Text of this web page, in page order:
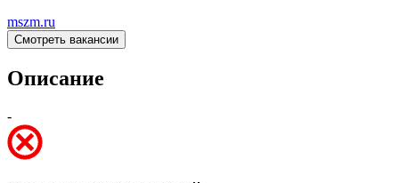
mszm.ru
Смотреть вакансии
Описание
-